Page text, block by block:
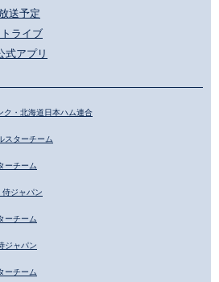
送予定
ライブ
式アプリ
ク・北海道日本ハム連合
スターチーム
ーチーム
ジャパン
ーチーム
ジャパン
ーチーム